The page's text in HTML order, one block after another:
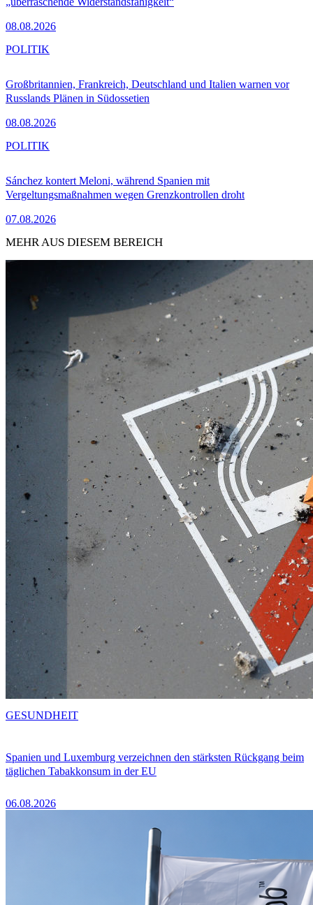
08.08.2026
Großbritannien, Frankreich, Deutschland und Italien warnen vor
Russlands Plänen in Südossetien
08.08.2026
POLITIK
Sánchez kontert Meloni, während Spanien mit
Vergeltungsmaßnahmen wegen Grenzkontrollen droht
07.08.2026
POLITIK
MEHR AUS DIESEM BEREICH
Spanien und Luxemburg verzeichnen den stärksten Rückgang beim
täglichen Tabakkonsum in der EU
06.08.2026
GESUNDHEIT